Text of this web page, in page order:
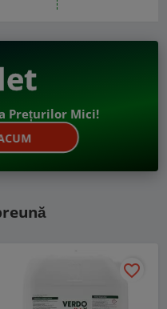
Prețurilor Mici!
favorite_border